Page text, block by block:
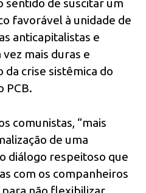
sentido de suscitar um
favorável à unidade de
anticapitalistas e
mais duras e
da crise sistêmica do
PCB.
comunistas, “mais
de uma
diálogo respeitoso que
com os companheiros
para não flexibilizar